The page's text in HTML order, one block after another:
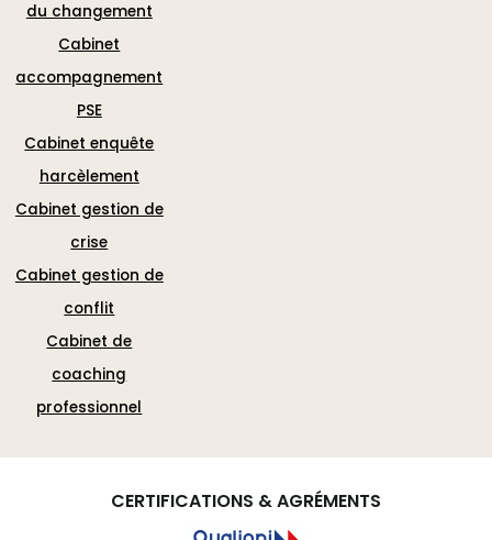
du changement
Cabinet
accompagnement
PSE
Cabinet enquête
harcèlement
Cabinet gestion de
crise
Cabinet gestion de
conflit
Cabinet de
coaching
professionnel
CERTIFICATIONS & AGRÉMENTS